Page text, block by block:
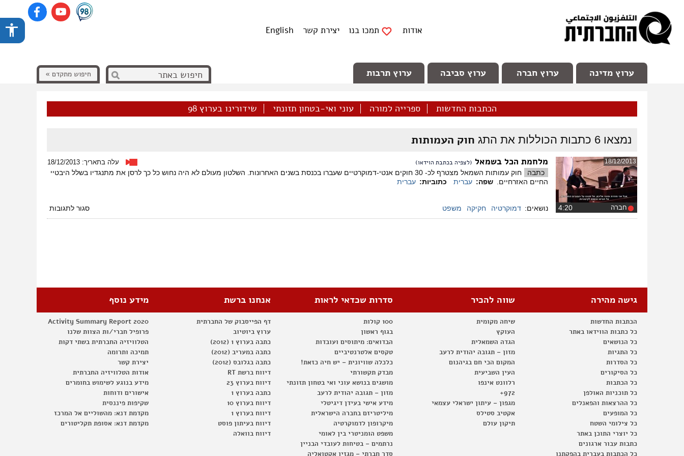
אודות תמכו בנו יצירת קשר English
ערוץ מדינה ערוץ חברה ערוץ סביבה ערוץ תרבות חיפוש מתקדם »
הכתבות החדשות ספרייה למורה עוני ואי-בטחון תזונתי שידורינו בערוץ 98
נמצאו 6 כתבות הכוללות את התג חוק העמותות
18/12/2013
חברה
מלחמת הכל בשמאל (לצפיה בכתבת הוידאו) עלה בתאריך: 18/12/2013
כתבה
חוק עמותות השמאל מצטרף לכ- 30 חוקים אנטי-דמוקרטיים שעברו בכנסת בשנים האחרונות. השלטון מעולם לא היה נחוש כל כך לרסן את מתנגדיו בשלל היבטיי
החיים האזרחיים.
שפה: עברית כתוביות: עברית
נושאים: דמוקרטיה חקיקה משפט סגור לתגובותעל
מלחמת
גישה מהירה
הכתבות החדשות
כל כתבות הווידאו באתר
כל הנושאים
כל התגיות
כל הסדרות
כל הסיקורים
כל הכתבות
כל תוכניות האולפן
כל ההרצאות והפאנלים
כל המופעים
כל צילומי השטח
כל יוצרי התוכן באתר
כתבות עבור ארגונים
כל הכתבות בעברית בהפקתנו
שווה להכיר
שיחה מקומית
העוקץ
הגדה השמאלית
מזון – תגובה יהודית לרעב
המקום הכי חם בגיהנום
העין השביעית
רלוונט אינפו
972+
מגפון – עיתון ישראלי עצמאי
אקטיב סטילס
תיקון עולם
סדרות שכדאי לראות
100 קולות
בגוף ראשון
הבדואים: מיתוסים ועובדות
טקסים אלטרנטיביים
כלכלה שוויונית – יש חיה כזאת!
מבדק תקשורתי
מושגים בנושא עוני ואי בטחון תזונתי
מזון – תגובה יהודית לרעב
מידע אישי בעידן דיגיטלי
מיליטריזם בחברה הישראלית
מיקרופון לדמוקרטיה
משפט הומניטרי בין לאומי
נרתמים – בטיחות לעובדי הבניין
סדר חברתי – מגזין אקטואליה
אנחנו ברשת
דף הפייסבוק של החברתית
ערוץ ביוטיוב
כתבה בערוץ 1 (2012)
כתבה במעריב (2012)
כתבה בגלובס (2012)
דיווח ברשת RT
דיווח בערוץ 23
כתבה בערוץ 1
דיווח בערוץ 10
דיווח בערוץ 1
דיווח בעיתון פוסט
דיווח בוואלה
מידע נוסף
Activity Summary Report 2020
פרופיל חברי/ות הצוות שלנו
הטלוויזיה החברתית בשתי דקות
תמיכה ותרומה
יצירת קשר
אודות הטלוויזיה החברתית
מידע בנוגע לשימוש בחומרים
אישורים ודוחות
שקיפות פיננסית
מקדמת דנא: מהשוליים אל המרכז
מקדמת דנא: אסופת תקליטורים